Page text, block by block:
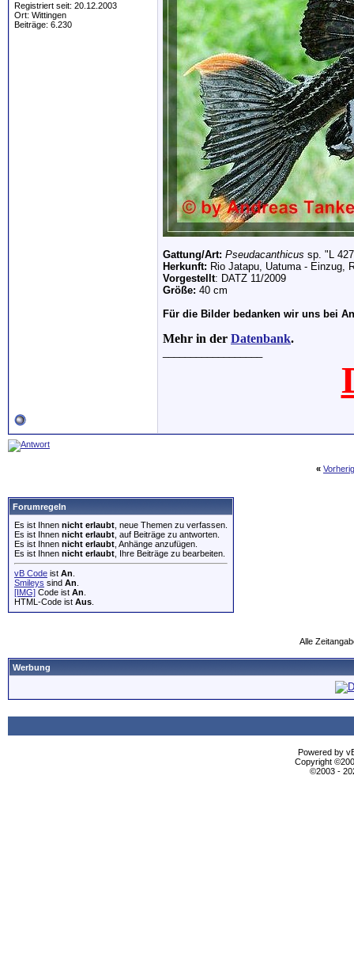
Registriert seit: 20.12.2003
Ort: Wittingen
Beiträge: 6.230
Gattung/Art: Pseudacanthicus sp. "L
Herkunft: Rio Jatapu, Uatuma - Einzug,
Vorgestellt: DATZ 11/2009
Größe: 40 cm
Für die Bilder bedanken wir uns bei
Mehr in der Datenbank.
«
Forumregeln
Es ist Ihnen nicht erlaubt , neue Themen zu verfassen.
Es ist Ihnen nicht erlaubt , auf Beiträge zu antworten.
Es ist Ihnen nicht erlaubt , Anhänge anzufügen.
Es ist Ihnen nicht erlaubt , Ihre Beiträge zu bearbeiten.
vB Code ist An
Smileys sind An
[IMG] Code ist An
HTML-Code ist Aus
Alle
Werbung
Powered by
Copyright
©2003 -